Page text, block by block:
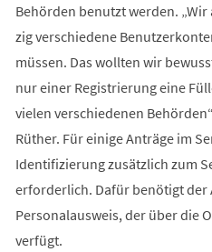
Behörden benutzt werden.
zig verschiedene
müssen. Das wollten wir
nur einer Registrierung eine
vielen verschiedenen
Rüther. Für einige Anträge im
Identifizierung zusätzlich zum
erforderlich. Dafür benötigt der
Personalausweis, der über die
verfügt.